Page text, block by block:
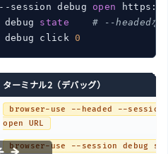
session debug open https:
state
# --headedなし
debug click 0
ターミナル2（デバッグ）
browser-use --headed --session
open URL
browser-use --session debug